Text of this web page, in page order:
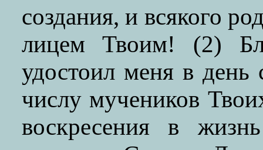
создания, и всякого
лицем Твоим! (2)
удостоил меня в день
числу мучеников
воскресения в